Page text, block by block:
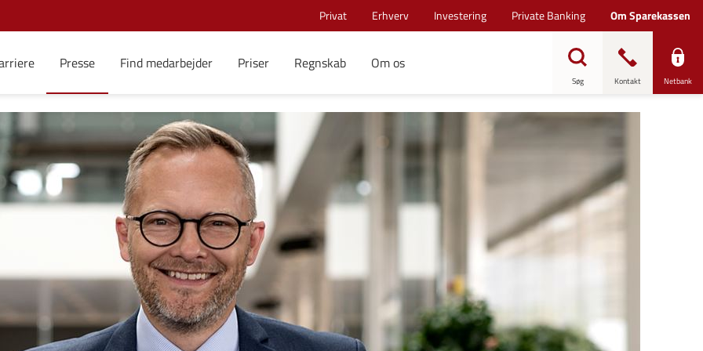
Privat Erhverv Investering Private Banking Om Sparekassen
Presse Find medarbejder Priser Regnskab Om os
Søg Kontakt Netbank